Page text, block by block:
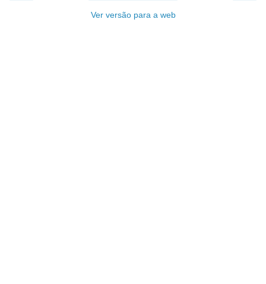
Ver versão para a web